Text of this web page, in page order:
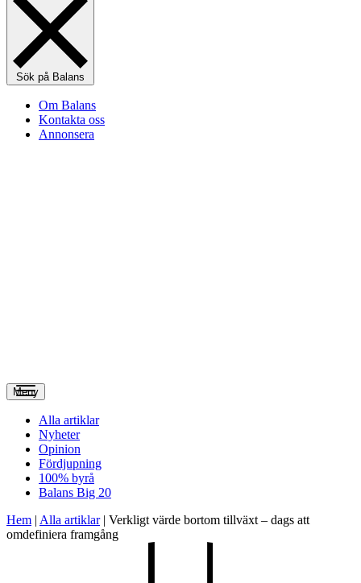
Sök på Balans
Om Balans
Kontakta oss
Annonsera
Meny
Alla artiklar
Nyheter
Opinion
Fördjupning
100% byrå
Balans Big 20
Hem | Alla artiklar| Verkligt värde bortom tillväxt – dags att
omdefiniera framgång